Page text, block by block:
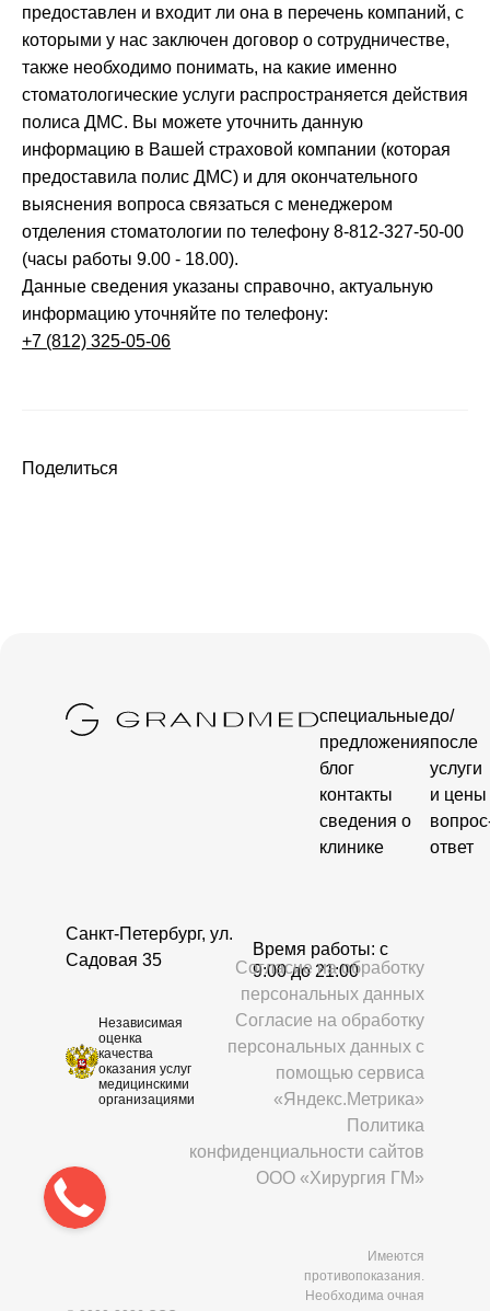
предоставлен и входит ли она в перечень компаний, с
которыми у нас заключен договор о сотрудничестве,
также необходимо понимать, на какие именно
стоматологические услуги распространяется действия
полиса ДМС. Вы можете уточнить данную
информацию в Вашей страховой компании (которая
предоставила полис ДМС) и для окончательного
выяснения вопроса связаться с менеджером
отделения стоматологии по телефону 8-812-327-50-00
(часы работы 9.00 - 18.00).
Данные сведения указаны справочно, актуальную
информацию уточняйте по телефону:
+7 (812) 325-05-06
Поделиться
специальные
предложения
блог
контакты
сведения о
клинике
до/
после
услуги
и цены
ответ
Санкт-Петербург, ул.
Садовая 35
Время работы: c
9:00 до 21:00
Независимая
оценка
качества
оказания услуг
медицинскими
организациями
Согласие на обработку
персональных данных
Согласие на обработку
персональных данных с
помощью сервиса
«Яндекс.Метрика»
Политика
конфиденциальности сайтов
ООО «Хирургия ГМ»
Имеются
противопоказания.
Необходима очная